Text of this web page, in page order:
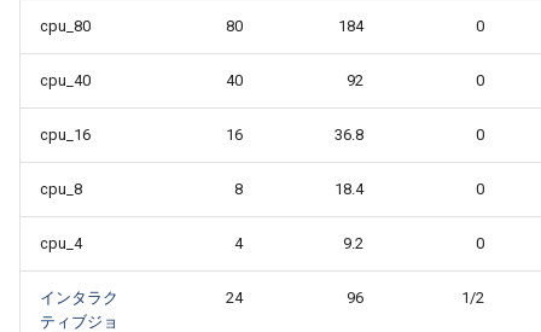
cpu_80 80 184 0
cpu_40 40 92 0
cpu_16 16 36.8 0
cpu_8 8 18.4 0
cpu_4 4 9.2 0
インタラク
ティブジョ
24 96 1/2